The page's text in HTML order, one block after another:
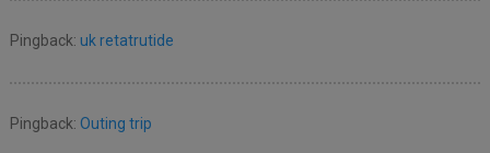
Pingback: uk retatrutide
Pingback: Outing trip